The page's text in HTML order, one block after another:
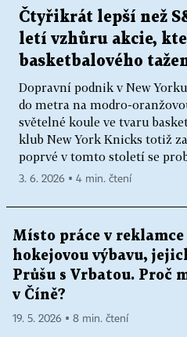
Čtyřikrát lepší než
letí vzhůru akcie,
basketbalového
Dopravní podnik v New
do metra na modro-
světelné koule ve tvaru
klub New York Knicks totiž
poprvé v tomto století se
3. 6. 2026 ▪ 4 min. čtení
Místo práce v
hokejovou výbavu,
Průšu s Vrbatou. Proč
v Číně?
19. 5. 2026 ▪ 8 min. čtení